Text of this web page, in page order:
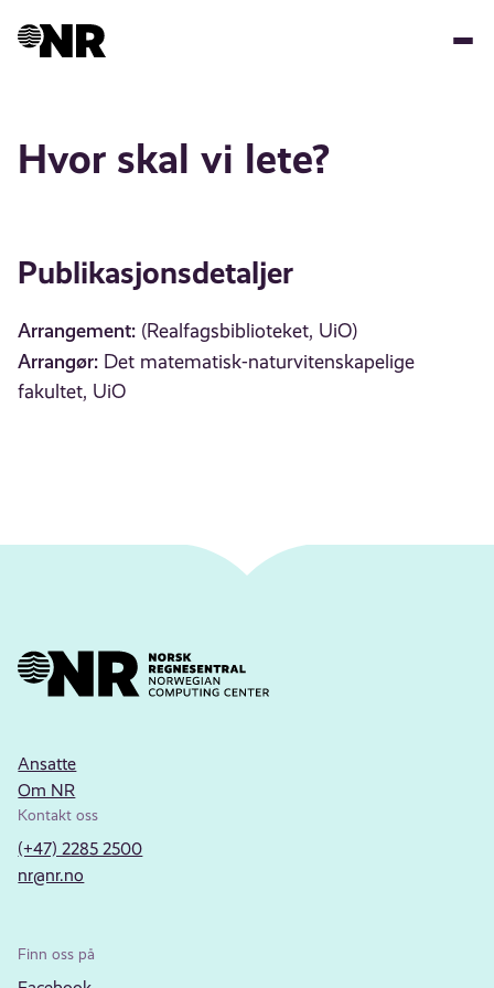
Hvor skal vi lete?
Publikasjonsdetaljer
Arrangement: (Realfagsbiblioteket, UiO)
Arrangør: Det matematisk-naturvitenskapelige
fakultet, UiO
Ansatte
Om NR
Kontakt oss
(+47) 2285 2500
nr@nr.no
Finn oss på